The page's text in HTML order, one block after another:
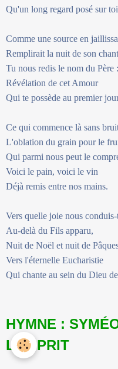
Qu'un long regard posé sur
Comme une source en
Remplirait la nuit de son
Tu nous redis le nom du Père :
Révélation de cet Amour
Qui te possède au premier
Ce qui commence là sans
L'oblation du grain pour le
Qui parmi nous peut le
Voici le pain, voici le vin
Déjà remis entre nos mains.
Vers quelle joie nous
Au-delà du Fils apparu,
Nuit de Noël et nuit de
Vers l'éternelle Eucharistie
Qui chante au sein du Dieu
HYMNE :
L’ESPRIT